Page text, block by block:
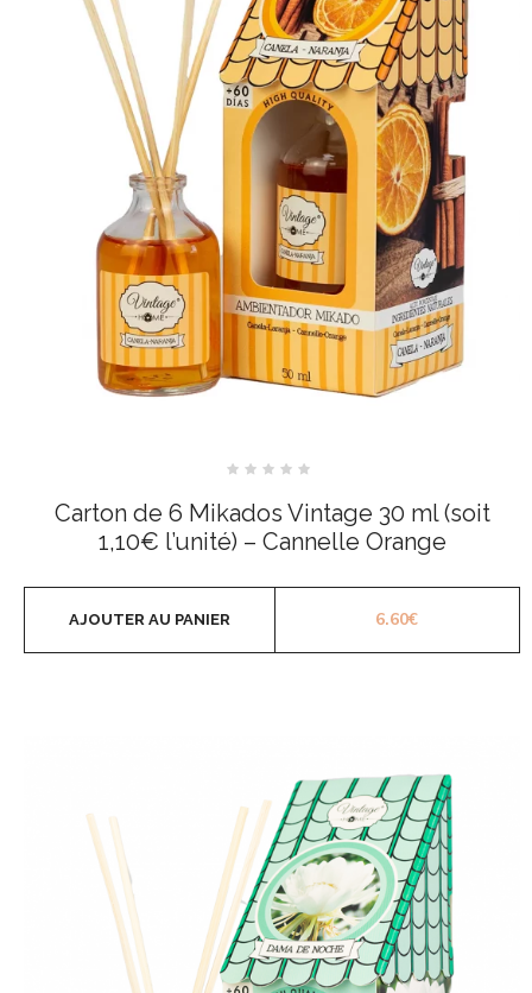
sur
5
Carton de 6 Mikados Vintage 30 ml (soit
1,10€ l’unité) – Cannelle Orange
6.60€
AJOUTER AU PANIER